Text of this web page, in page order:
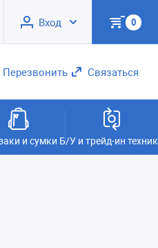
Вход 0
Перезвонить Связаться
и сумки Б/У и трейд-ин